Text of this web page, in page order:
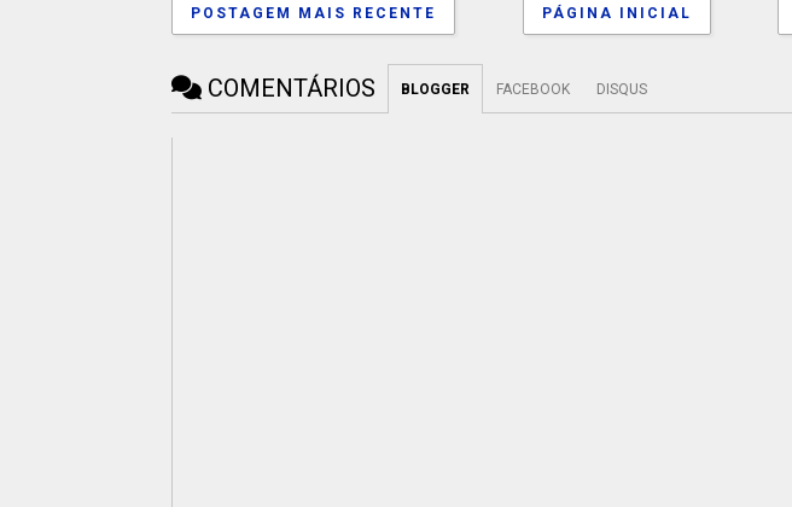
POSTAGEM MAIS RECENTE PÁGINA INICIAL
COMENTÁRIOS BLOGGER FACEBOOK DISQUS